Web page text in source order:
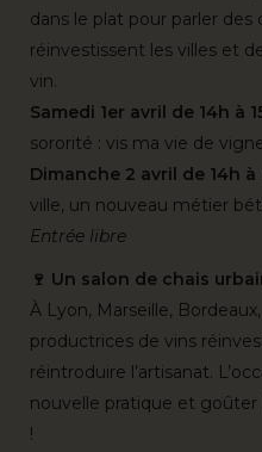
dans le plat pour parler des
réinvestissent les villes et
vin.
Samedi 1er avril de 14h à
sororité : vis ma vie de
Dimanche 2 avril de 14h à
ville, un nouveau métier
Entrée libre
🍷 Un salon de chais
À Lyon, Marseille,
productrices de vins
réintroduire l’artisanat.
nouvelle pratique et goûter
!